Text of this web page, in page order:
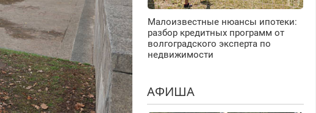
Малоизвестные нюансы ипотеки:
разбор кредитных программ от
волгоградского эксперта по
недвижимости
АФИША